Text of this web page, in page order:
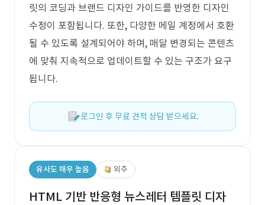
릿의 코딩과 브랜드 디자인 가이드를 반영한 디자인
수정이 포함됩니다. 또한, 다양한 메일 계정에서 호환
될 수 있도록 설계되어야 하며, 매달 변경되는 콘텐츠
에 맞춰 지속적으로 업데이트할 수 있는 구조가 요구
됩니다.
로그인 후 무료 견적 상담 받으세요.
유사도 매우 높음 외주
HTML 기반 반응형 뉴스레터 템플릿 디자